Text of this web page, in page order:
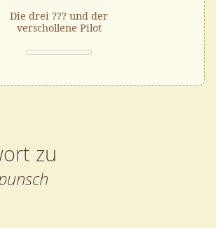
Die drei ??? und der
verschollene Pilot
zu